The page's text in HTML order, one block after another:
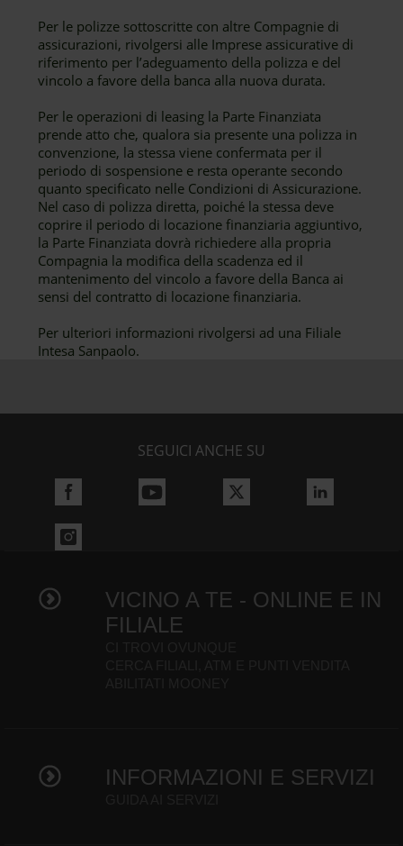
Per le polizze sottoscritte con altre Compagnie di
assicurazioni, rivolgersi alle Imprese assicurative di
riferimento per l’adeguamento della polizza e del
vincolo a favore della banca alla nuova durata.
Per le operazioni di leasing la Parte Finanziata
prende atto che, qualora sia presente una polizza in
convenzione, la stessa viene confermata per il
periodo di sospensione e resta operante secondo
quanto specificato nelle Condizioni di Assicurazione.
Nel caso di polizza diretta, poiché la stessa deve
coprire il periodo di locazione finanziaria aggiuntivo,
la Parte Finanziata dovrà richiedere alla propria
Compagnia la modifica della scadenza ed il
mantenimento del vincolo a favore della Banca ai
sensi del contratto di locazione finanziaria.
Per ulteriori informazioni rivolgersi ad una Filiale
Intesa Sanpaolo.
SEGUICI ANCHE SU
VICINO A TE - ONLINE E IN
FILIALE
INFORMAZIONI E SERVIZI